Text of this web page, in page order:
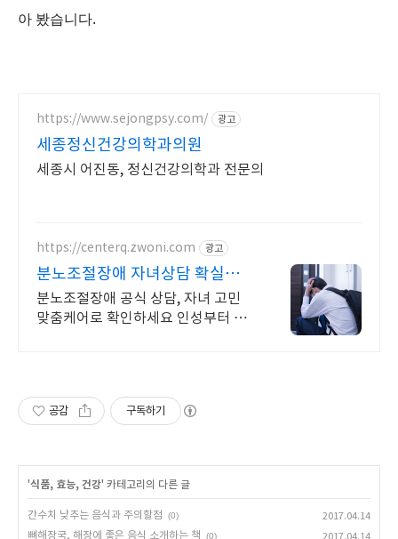
아 봤습니다.
https://www.sejongpsy.com/ 광고
세종정신건강의학과의원
세종시 어진동, 정신건강의학과 전문의
https://centerq.zwoni.com 광고
분노조절장애 자녀상담 확실한
변화와 성장
분노조절장애 공식 상담, 자녀 고민
맞춤케어로 확인하세요 인성부터 입
공감 구독하기
'식품, 효능, 건강' 카테고리의 다른 글
간수치 낮추는 음식과 주의할점 (0)
2017.04.14
뼈해장국, 해장에 좋은 음식 소개하는 책
(0)